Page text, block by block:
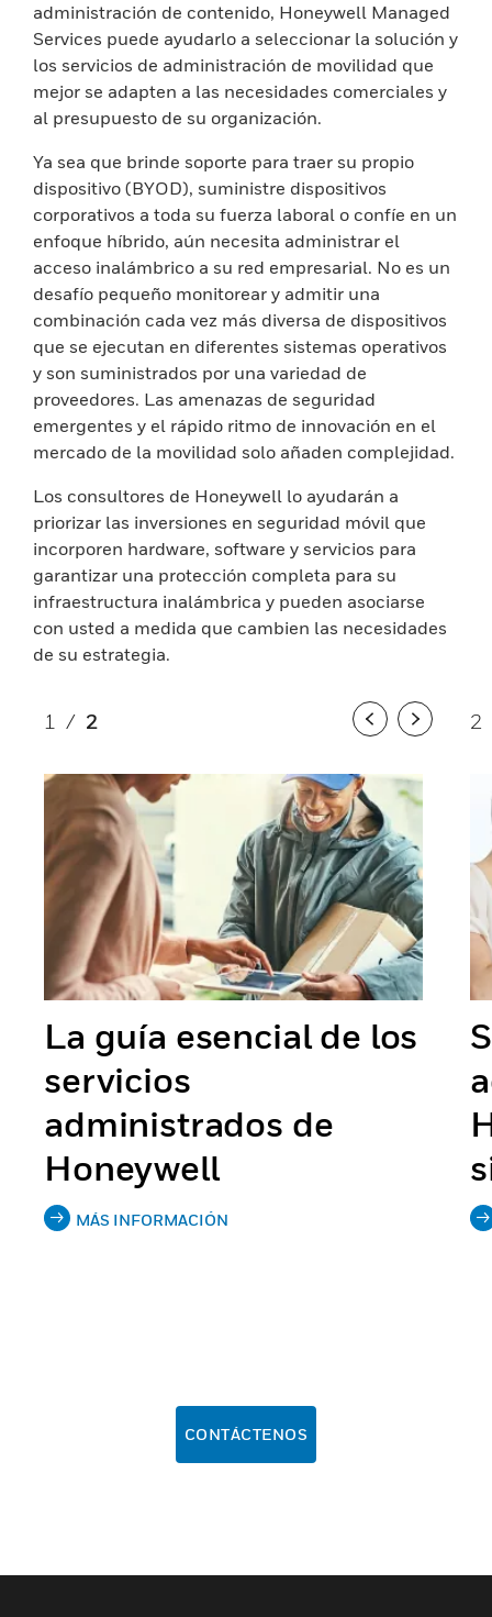
administración de contenido, Honeywell Managed
Services puede ayudarlo a seleccionar la solución y
los servicios de administración de movilidad que
mejor se adapten a las necesidades comerciales y
al presupuesto de su organización.
Ya sea que brinde soporte para traer su propio
dispositivo (BYOD), suministre dispositivos
corporativos a toda su fuerza laboral o confíe en un
enfoque híbrido, aún necesita administrar el
acceso inalámbrico a su red empresarial. No es un
desafío pequeño monitorear y admitir una
combinación cada vez más diversa de dispositivos
que se ejecutan en diferentes sistemas operativos
y son suministrados por una variedad de
proveedores. Las amenazas de seguridad
emergentes y el rápido ritmo de innovación en el
mercado de la movilidad solo añaden complejidad.
Los consultores de Honeywell lo ayudarán a
priorizar las inversiones en seguridad móvil que
incorporen hardware, software y servicios para
garantizar una protección completa para su
infraestructura inalámbrica y pueden asociarse
con usted a medida que cambien las necesidades
de su estrategia.
1 / 2
La guía esencial de los
servicios
administrados de
Honeywell
MÁS INFORMACIÓN
2
CONTÁCTENOS